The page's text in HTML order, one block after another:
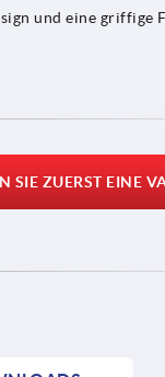
und eine griffige
SIE ZUERST EINE